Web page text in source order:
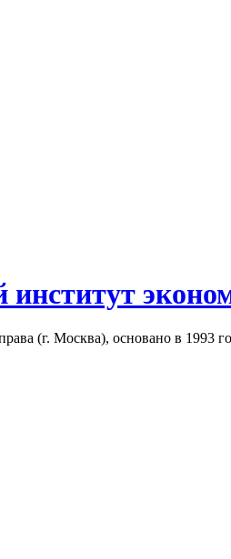
(г. Москва), основано в 1993